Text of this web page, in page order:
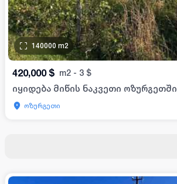
140000 m2
420,000 $ m2 - 3 $
იყიდება მიწის ნაკვეთი ოზურგეთში
ოზურგეთი